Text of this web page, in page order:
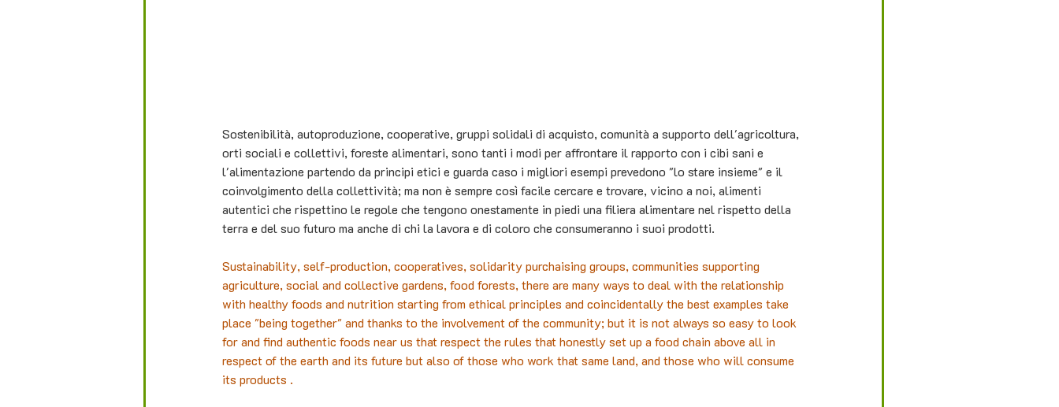
Sostenibilità, autoproduzione, cooperative, gruppi solidali di acquisto, comunità a supporto dell'agricoltura,
orti sociali e collettivi, foreste alimentari, sono tanti i modi per affrontare il rapporto con i cibi sani e
l'alimentazione partendo da principi etici e guarda caso i migliori esempi prevedono "lo stare insieme" e il
coinvolgimento della collettività; ma non è sempre così facile cercare e trovare, vicino a noi, alimenti
autentici che rispettino le regole che tengono onestamente in piedi una filiera alimentare nel rispetto della
terra e del suo futuro ma anche di chi la lavora e di coloro che consumeranno i suoi prodotti.
Sustainability, self-production, cooperatives, solidarity purchaising groups, communities supporting
agriculture, social and collective gardens, food forests, there are many ways to deal with the relationship
with healthy foods and nutrition starting from ethical principles and coincidentally the best examples take
place "being together" and thanks to the involvement of the community; but it is not always so easy to look
for and find authentic foods near us that respect the rules that honestly set up a food chain above all in
respect of the earth and its future but also of those who work that same land, and those who will consume
its products .